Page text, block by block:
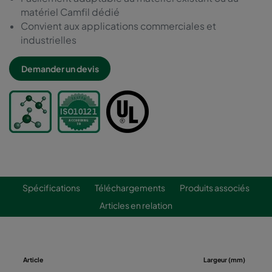
matériel Camfil dédié
Convient aux applications commerciales et
industrielles
Demander un devis
Spécifications Téléchargements
Produits associés
Articles en relation
Article Largeur (mm)